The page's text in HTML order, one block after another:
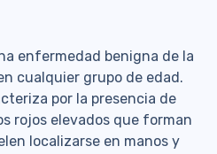
enfermedad benigna de la
cualquier grupo de edad.
por la presencia de
rojos elevados que forman
localizarse en manos y